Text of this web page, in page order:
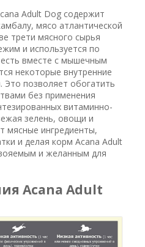
Adult Dog содержит
мясо атлантической
трети мясного сырья
и используется по
вместе с мышечным
некоторые внутренние
Это позволяет обогатить
без применения
витаминно-
зелень, овощи и
мясные ингредиенты,
и делая корм Acana Adult
и желанным для
Acana Adult